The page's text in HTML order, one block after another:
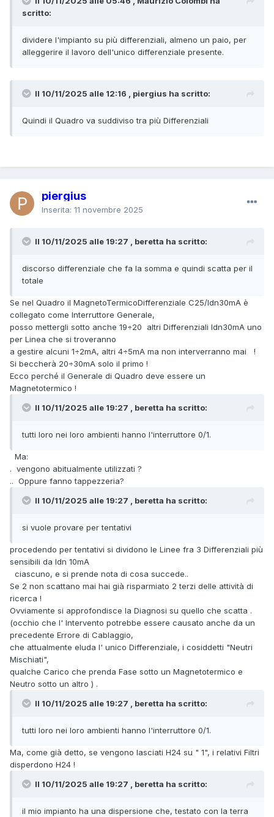
scritto:
dividere l'impianto su più differenziali, almeno un paio, per
alleggerire il lavoro dell'unico differenziale presente.
Il 10/11/2025 alle 12:16 , piergius ha scritto:
Quindi il Quadro va suddiviso tra più Differenziali
piergius
Inserita: 11 novembre 2025
Il 10/11/2025 alle 19:27 , beretta ha scritto:
discorso differenziale che fa la somma e quindi scatta per il
totale
Se nel Quadro il MagnetoTermicoDifferenziale C25/Idn30mA è
collegato come Interruttore Generale,
posso mettergli sotto anche 19÷20 altri Differenziali Idn30mA uno
per Linea che si troveranno
a gestire alcuni 1÷2mA, altri 4÷5mA ma non interverranno mai !
Si beccherà 20÷30mA solo il primo !
Ecco perché il Generale di Quadro deve essere un
Magnetotermico !
Il 10/11/2025 alle 19:27 , beretta ha scritto:
tutti loro nei loro ambienti hanno l'interruttore 0/1.
Ma:
. vengono abitualmente utilizzati ?
.. Oppure fanno tappezzeria?
Il 10/11/2025 alle 19:27 , beretta ha scritto:
si vuole provare per tentativi
procedendo per tentativi si dividono le Linee fra 3 Differenziali più
sensibili da Idn 10mA
ciascuno, e si prende nota di cosa succede..
Se 2 non scattano mai hai già risparmiato 2 terzi delle attività di
ricerca !
Ovviamente si approfondisce la Diagnosi su quello che scatta .
(occhio che l' Intervento potrebbe essere causato anche da un
precedente Errore di Cablaggio,
che attualmente eluda l' unico Differenziale, i cosiddetti "Neutri
Mischiati",
qualche Carico che prenda Fase sotto un Magnetotermico e
Neutro sotto un altro ) .
Il 10/11/2025 alle 19:27 , beretta ha scritto:
tutti loro nei loro ambienti hanno l'interruttore 0/1.
Ma, come già detto, se vengono lasciati H24 su " 1", i relativi Filtri
disperdono H24 !
Il 10/11/2025 alle 19:27 , beretta ha scritto:
il mio impianto ha una dispersione che, testato con la terra